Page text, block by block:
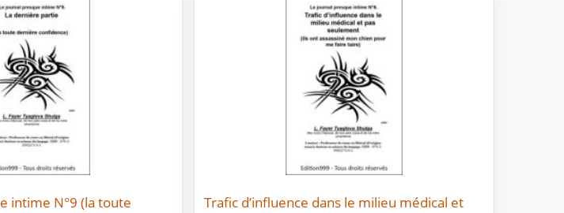
intime N°9 (la toute
Trafic d’influence dans le milieu médical et